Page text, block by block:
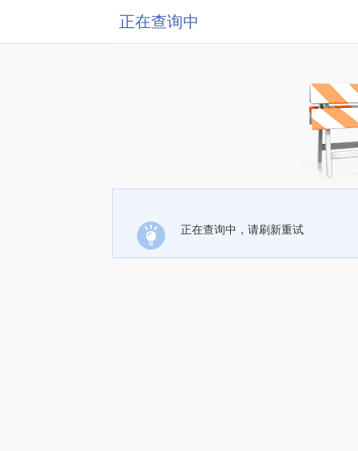
正在查询中
正在查询中，请刷新重试